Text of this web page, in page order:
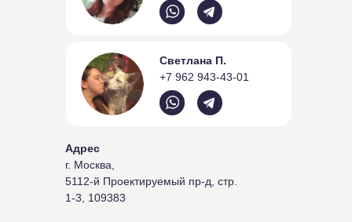
Адрес
г. Москва,
5112-й Проектируемый пр-д, стр.
1-3, 109383
Светлана П.
+7 962 943-43-01